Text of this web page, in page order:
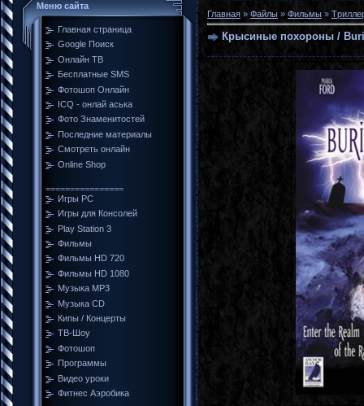
Меню сайта
Главная страница
Google Поиск
Онлайн ТВ
Бесплатные SMS
Фотошоп Онлайн
ICQ - онлай аська
Фото Знаменитостей
Последние материалы
Смотреть онлайн
Online Shop
================
Игры PC
Игры для Консолей
Play Station 3
Фильмы
Фильмы HD 720
Фильмы HD 1080
Музыка MP3
Музыка CD
Кипы / Концерты
ТВ-Шоу
Фотошоп
Программы
Видео уроки
Фитнес Аэробика
Главная » Файлы » Фильмы »
Крысиные похороны /